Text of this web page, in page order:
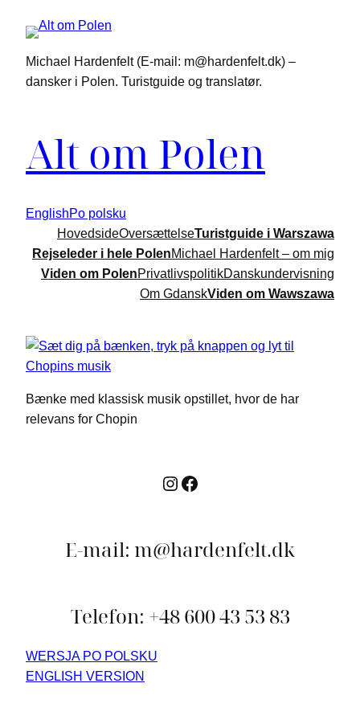
indhold
Michael Hardenfelt (E-mail: m@hardenfelt.dk) –
dansker i Polen. Turistguide og translatør.
Alt om Polen
EnglishPo polsku
HovedsideOversættelseTuristguide i Warszawa
Rejseleder i hele PolenMichael Hardenfelt – om mig
Viden om PolenPrivatlivspolitikDanskundervisning
Om GdanskViden om Wawszawa
Bænke med klassisk musik opstillet, hvor de har
relevans for Chopin
Instagram
Facebook
E-mail: m@hardenfelt.dk
Telefon: +48 600 43 53 83
WERSJA PO POLSKU
ENGLISH VERSION